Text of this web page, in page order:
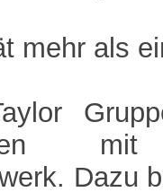
mehr als
Dazu